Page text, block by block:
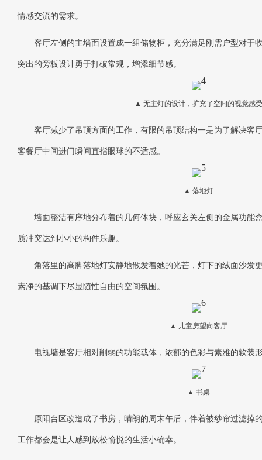
情感交流的需求。
客厅左侧的主墙面设置成一组储物柜，充分满足刚需户型对于
突出的旁板设计勇于打破常规，增添细节感。
▲ 无主灯的设计，扩充了空间的视觉感受
客厅减少了吊顶方面的工作，有限的吊顶结构一是为了解决客
客餐厅中间进门瞬间直指眼球的不适感。
▲ 落地灯
墙面整洁有序地分布着的几何体块，呼应玄关左侧的金属功能
质冲突达到小小的构件乐趣。
角落里的高脚落地灯安静地散发着她的光芒，灯下的绒面沙发
素净的基调下尽显随性自由的空间氛围。
▲ 儿童房望向客厅
电视墙是客厅相对削弱的功能载体，浓郁的色彩与素雅的软装
▲ 书桌
原阳台区改造成了书房，晴朗的周末午后，伴着被纱帘过滤掉
工作都会是让人感到放松愉悦的生活小确幸。